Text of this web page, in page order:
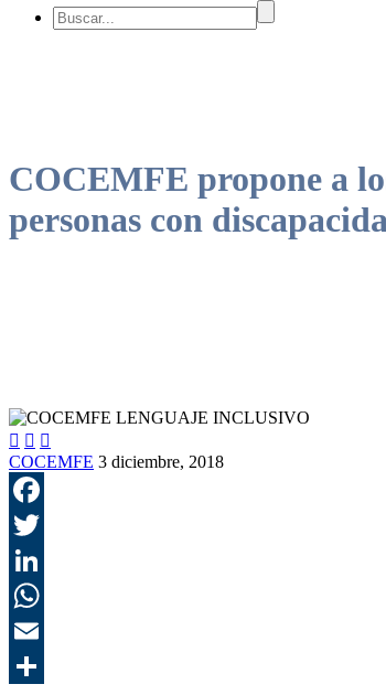
COCEMFE propone a
personas con
  
COCEMFE 3 diciembre, 2018